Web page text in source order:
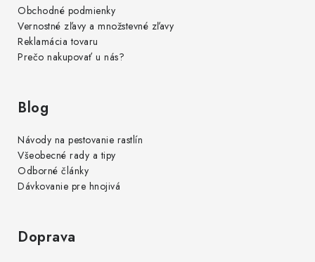
Obchodné podmienky
Vernostné zľavy a množstevné zľavy
Reklamácia tovaru
Prečo nakupovať u nás?
Blog
Návody na pestovanie rastlín
Všeobecné rady a tipy
Odborné články
Dávkovanie pre hnojivá
Doprava